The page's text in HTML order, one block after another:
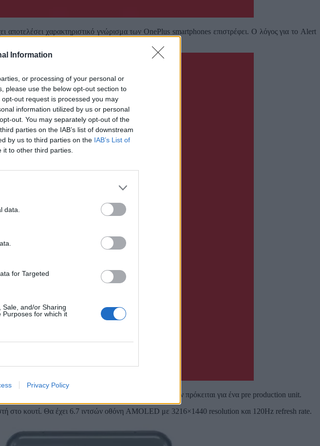
Information
or processing of your personal or
please use the below opt-out section to
out request is processed you may
information utilized by us or personal
out. You may separately opt-out of the
parties on the IAB’s list of downstream
by us to third parties on the IAB’s List of
to other third parties.
data.
for Targeted
Sale, and/or Sharing
Purposes for which it
Privacy Policy
χαρακτηριστικό γνώρισμα των OnePlus smartphones επιστρέφει. Ο λόγος για το Alert
χωρίς βέβαια να δηλώνει κάτι αυτό, καθώς μάλλον πρόκειται για ένα pre production unit.
στο κουτί. Θα έχει 6.7 ιντσών οθόνη AMOLED με 3216×1440 resolution και 120Hz refresh rate.